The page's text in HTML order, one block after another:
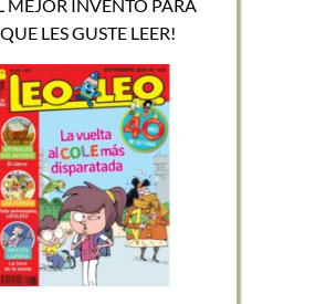
MEJOR INVENTO PARA
QUE LES GUSTE LEER!